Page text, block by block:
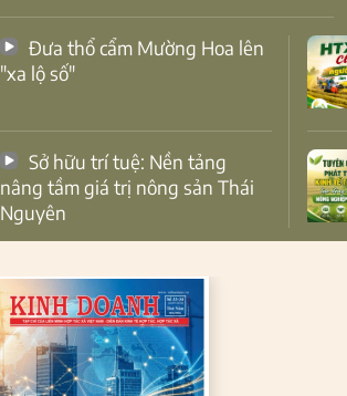
"xa lộ số"
nâng tầm giá trị nông sản Thái
Nguyên